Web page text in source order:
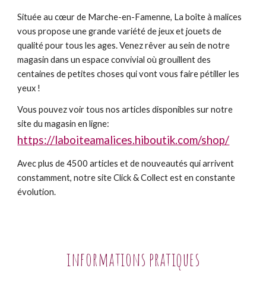
Située au cœur de Marche-en-Famenne, La boîte à malices
vous propose une grande variété de jeux et jouets de
qualité pour tous les ages. Venez rêver au sein de notre
magasin dans un espace convivial où grouillent des
centaines de petites choses qui vont vous faire pétiller les
yeux !
Vous pouvez voir tous nos articles disponibles sur notre
site du magasin en ligne:
https://laboiteamalices.hiboutik.com/shop/
Avec plus de 4500 articles et de nouveautés qui arrivent
constamment, notre site Click & Collect est en constante
évolution.
informations pratiques